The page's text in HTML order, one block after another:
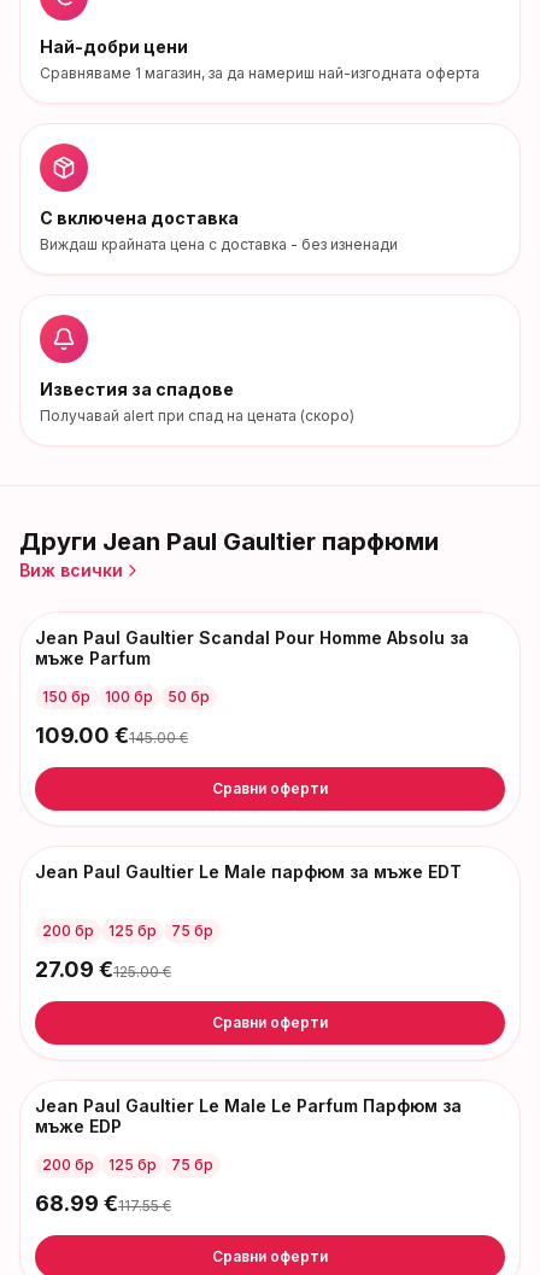
Най-добри цени
Сравняваме 1 магазин, за да намериш най-изгодната оферта
С включена доставка
Виждаш крайната цена с доставка - без изненади
Известия за спадове
Получавай alert при спад на цената (скоро)
Други Jean Paul Gaultier парфюми
Виж всички
-36 €
Jean Paul Gaultier Scandal Pour Homme Absolu за
мъже Parfum
150 бр 100 бр 50 бр
109.00 €145.00€
Сравни оферти
-98 €
Jean Paul Gaultier Le Male парфюм за мъже EDT
200 бр 125 бр 75 бр
27.09 €125.00€
Сравни оферти
-49 €
Jean Paul Gaultier Le Male Le Parfum Парфюм за
мъже EDP
200 бр 125 бр 75 бр
68.99 €117.55€
Сравни оферти